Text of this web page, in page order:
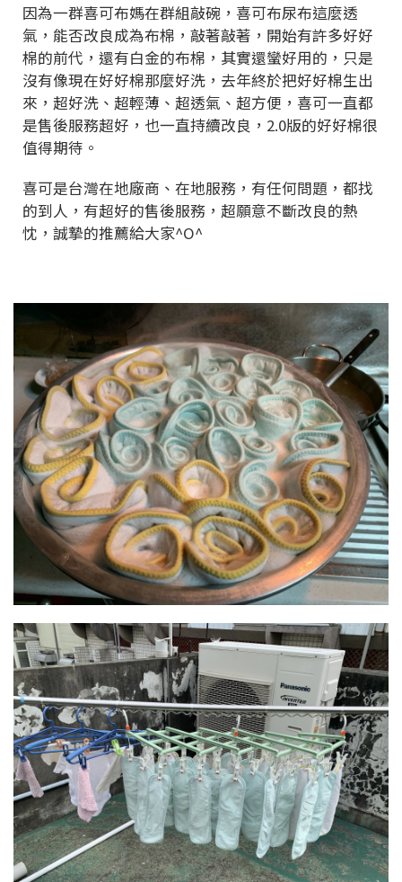
因為一群喜可布媽在群組敲碗，喜可布尿布這麼透
氣，能否改良成為布棉，敲著敲著，開始有許多好好
棉的前代，還有白金的布棉，其實還蠻好用的，只是
沒有像現在好好棉那麼好洗，去年終於把好好棉生出
來，超好洗、超輕薄、超透氣、超方便，喜可一直都
是售後服務超好，也一直持續改良，2.0版的好好棉很
值得期待。
喜可是台灣在地廠商、在地服務，有任何問題，都找
的到人，有超好的售後服務，超願意不斷改良的熱
忱，誠摯的推薦給大家^O^